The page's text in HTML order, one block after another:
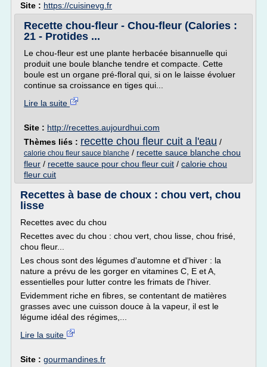
Site : https://cuisinevg.fr
Recette chou-fleur - Chou-fleur (Calories :
21 - Protides ...
Le chou-fleur est une plante herbacée bisannuelle qui
produit une boule blanche tendre et compacte. Cette
boule est un organe pré-floral qui, si on le laisse évoluer
continue sa croissance en tiges qui...
Lire la suite
Site : http://recettes.aujourdhui.com
Thèmes liés : recette chou fleur cuit a l'eau /
calorie chou fleur sauce blanche / recette sauce blanche chou
fleur / recette sauce pour chou fleur cuit / calorie chou
fleur cuit
Recettes à base de choux : chou vert, chou
lisse
Recettes avec du chou
Recettes avec du chou : chou vert, chou lisse, chou frisé,
chou fleur...
Les chous sont des légumes d'automne et d'hiver : la
nature a prévu de les gorger en vitamines C, E et A,
essentielles pour lutter contre les frimats de l'hiver.
Evidemment riche en fibres, se contentant de matières
grasses avec une cuisson douce à la vapeur, il est le
légume idéal des régimes,...
Lire la suite
Site : gourmandines.fr